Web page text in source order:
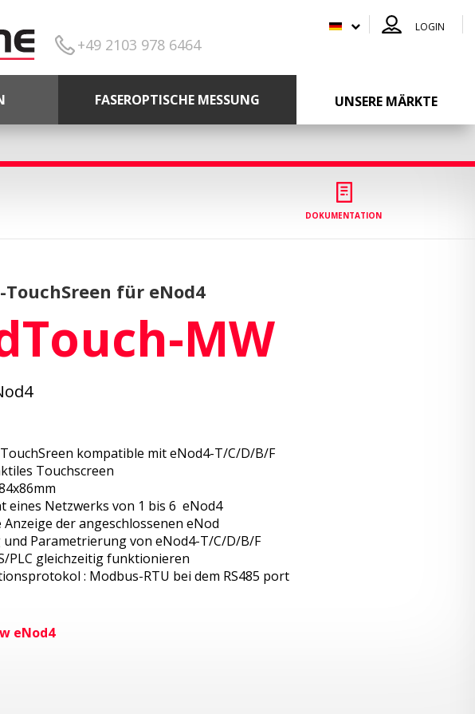
+49 2103 978 6464
LOGIN
FASEROPTISCHE MESSUNG UNSERE MÄRKTE
DOKUMENTATION
für eNod4
MW
kompatible mit eNod4-T/C/D/B/F
Touchscreen
eines Netzwerks von 1 bis 6 eNod4
Anzeige der angeschlossenen eNod
Parametrierung von eNod4-T/C/D/B/F
PLC gleichzeitig funktionieren
: Modbus-RTU bei dem RS485 port
eNod4